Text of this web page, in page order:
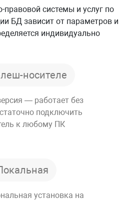
правовой системы и услуг по
БД зависит от параметров и
индивидуально
носителе
— работает без
подключить
к любому ПК
установка на